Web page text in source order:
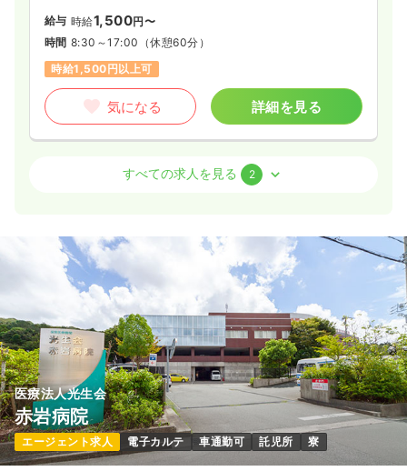
給与 時給1,500円〜
時間 8:30～17:00 （休憩60分）
時給1,500円以上可
気になる 詳細を見る
給与 22.0万円/月 賞与2.35ヶ月
※一例
時間 8:30～17:00
月給22万円以上可
気になる 詳細を見る
その他正看護師 精神科病院
日勤のみ（常勤） 一時募集休止
すべての求人を見る 2
医療法人光生会
赤岩病院
エージェント求人 電子カルテ 車通勤可 託児所 寮